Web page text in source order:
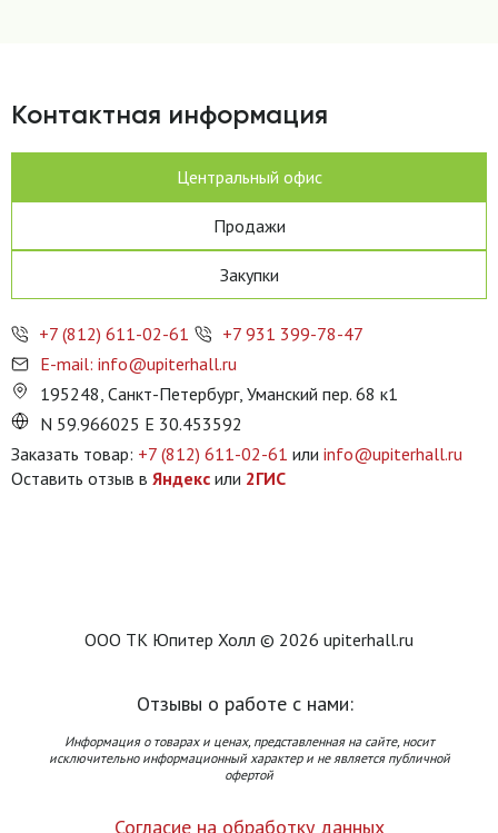
Контактная информация
Центральный офис
Продажи
Закупки
+7 (812) 611-02-61
+7 931 399-78-47
E-mail: info@upiterhall.ru
195248, Санкт-Петербург, Уманский пер. 68 к1
N 59.966025 E 30.453592
Заказать товар: +7 (812) 611-02-61 или info@upiterhall.ru
Оставить отзыв в Яндекс или 2ГИС
ООО ТК Юпитер Холл © 2026 upiterhall.ru
Отзывы о работе с нами:
Информация о товарах и ценах, представленная на сайте, носит
исключительно информационный характер и не является публичной
офертой
Согласие на обработку данных